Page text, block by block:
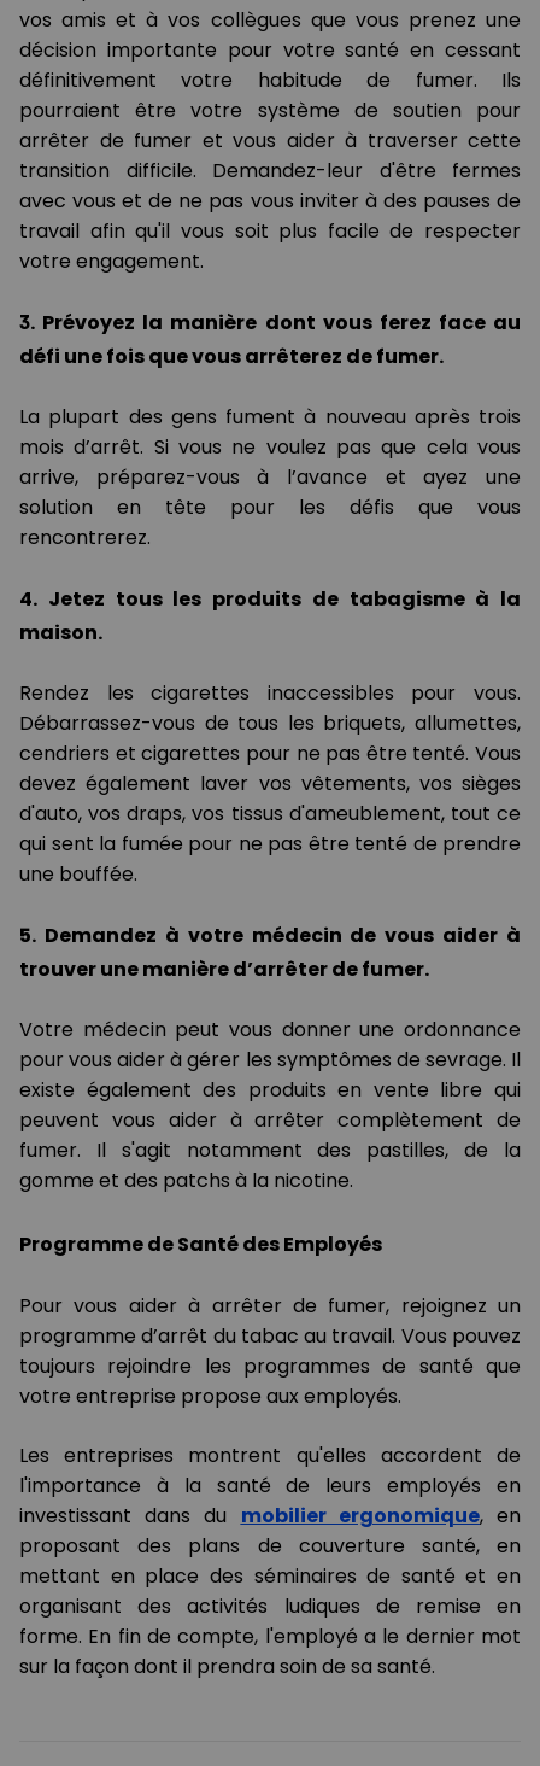
vos amis et à vos collègues que vous prenez une
décision importante pour votre santé en cessant
définitivement votre habitude de fumer. Ils
pourraient être votre système de soutien pour
arrêter de fumer et vous aider à traverser cette
transition difficile. Demandez-leur d'être fermes
avec vous et de ne pas vous inviter à des pauses de
travail afin qu'il vous soit plus facile de respecter
votre engagement.
3. Prévoyez la manière dont vous ferez face au
défi une fois que vous arrêterez de fumer.
La plupart des gens fument à nouveau après trois
mois d’arrêt. Si vous ne voulez pas que cela vous
arrive, préparez-vous à l’avance et ayez une
solution en tête pour les défis que vous
rencontrerez.
4. Jetez tous les produits de tabagisme à la
maison.
Rendez les cigarettes inaccessibles pour vous.
Débarrassez-vous de tous les briquets, allumettes,
cendriers et cigarettes pour ne pas être tenté. Vous
devez également laver vos vêtements, vos sièges
d'auto, vos draps, vos tissus d'ameublement, tout ce
qui sent la fumée pour ne pas être tenté de prendre
une bouffée.
5. Demandez à votre médecin de vous aider à
trouver une manière d’arrêter de fumer.
Votre médecin peut vous donner une ordonnance
pour vous aider à gérer les symptômes de sevrage. Il
existe également des produits en vente libre qui
peuvent vous aider à arrêter complètement de
fumer. Il s'agit notamment des pastilles, de la
gomme et des patchs à la nicotine.
Programme de Santé des Employés
Pour vous aider à arrêter de fumer, rejoignez un
programme d’arrêt du tabac au travail. Vous pouvez
toujours rejoindre les programmes de santé que
votre entreprise propose aux employés.
Les entreprises montrent qu'elles accordent de
l'importance à la santé de leurs employés en
investissant dans du mobilier ergonomique, en
proposant des plans de couverture santé, en
mettant en place des séminaires de santé et en
organisant des activités ludiques de remise en
forme. En fin de compte, l'employé a le dernier mot
sur la façon dont il prendra soin de sa santé.